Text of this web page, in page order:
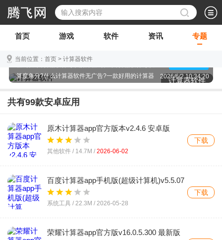
首页 游戏 软件 资讯 专题
当前位置： 首页 > 计算器软件
计算器软件
程?什么计算器软件可以解方程?什么计算器软件可以
算度角分?什么计算器软件无广告?一款好用的计算器
计算器app究竟有哪些?跟随我们一起徕看看吧!
2026/6/2 10:34:20
共有99款安卓应用
原木计算器app官方版本v2.4.6 安卓版
其他软件 / 14.7M / 2026-06-02
下载
百度计算器app手机版(超级计算机)v5.5.07
最新版
系统工具 / 22.3M / 2026-05-28
下载
荣耀计算器app官方版v16.0.5.300 最新版